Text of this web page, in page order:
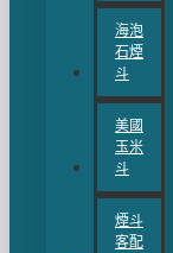
海泡
石煙
斗
美國
玉米
斗
煙斗
客配